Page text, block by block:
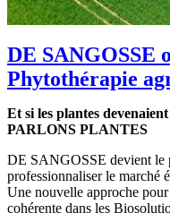
DE SANGOSSE
Phytothérapie
Et si les plantes
PARLONS PLANTES
DE SANGOSSE devient le
professionnaliser le marché
Une nouvelle approche
cohérente dans les